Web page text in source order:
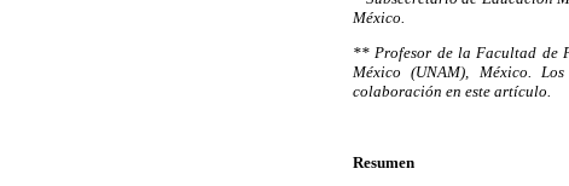
México.
** Profesor de la Facultad de
México (UNAM), México.
colaboración en este artículo.
Resumen